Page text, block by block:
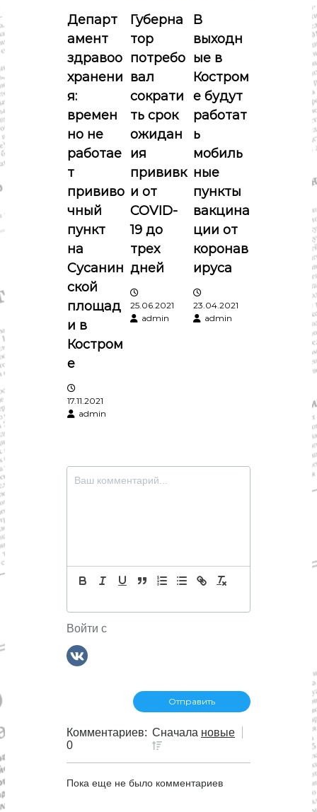
я
п
о
з
а
п
и
с
я
м
Департ
амент
здравоо
хранени
я:
времен
но не
работае
т
прививо
чный
пункт
на
Сусанин
ской
площад
и в
Костром
е
17.11.2021
admin
Губерна
тор
потребо
вал
сократи
ть срок
ожидан
ия
прививк
и от
COVID-
19 до
трех
дней
25.06.2021
admin
В
выходн
ые в
Костром
е будут
работат
ь
мобиль
ные
пункты
вакцина
ции от
коронав
ируса
23.04.2021
admin
Войти с
Комментариев:
0
Сначала новые
Пока еще не было комментариев